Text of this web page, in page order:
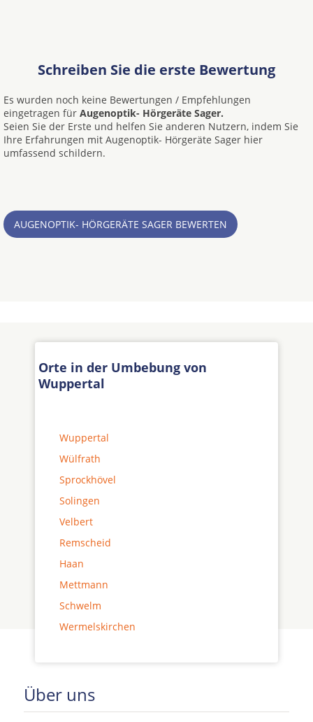
Schreiben Sie die erste Bewertung
Es wurden noch keine Bewertungen / Empfehlungen
eingetragen für Augenoptik- Hörgeräte Sager.
Seien Sie der Erste und helfen Sie anderen Nutzern, indem Sie
Ihre Erfahrungen mit Augenoptik- Hörgeräte Sager hier
umfassend schildern.
AUGENOPTIK- HÖRGERÄTE SAGER BEWERTEN
Orte in der Umbebung von
Wuppertal
Wuppertal
Wülfrath
Sprockhövel
Solingen
Velbert
Remscheid
Haan
Mettmann
Schwelm
Wermelskirchen
Über uns